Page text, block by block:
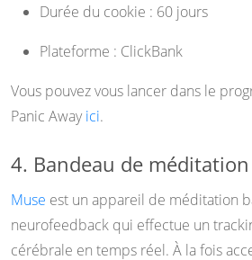
Durée du cookie : 60 jours
Plateforme : ClickBank
Vous pouvez vous lancer dans le
Panic Awayici.
4. Bandeau de
Muse est un appareil de méditation
neurofeedback qui effectue un
cérébrale en temps réel. À la fois